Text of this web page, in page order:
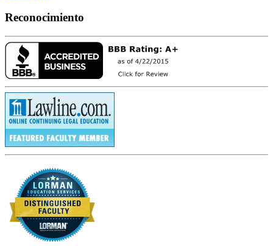
Reconocimiento